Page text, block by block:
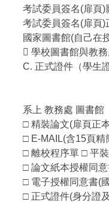
考試委員簽名(扉頁)
考試委員簽名(扉頁)
國家圖書館(自己在
 學校圖書館與教
C. 正式證件（學生
系上 教務處 圖書館
□ 精裝論文(扉頁正
□ E-MAIL(含15頁精
□ 離校程序單 □ 平
□ 論文紙本授權同
□ 電子授權同意書(
□ 正式證件(身分證